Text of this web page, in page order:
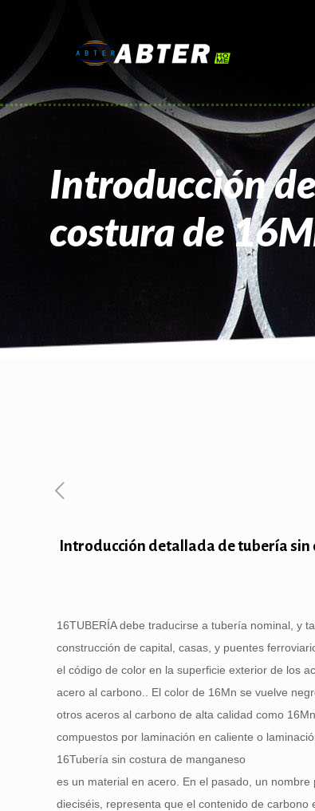
Introducción
costura de
Introducción detallada de tubería sin
16TUBERÍA debe traducirse a tubería nominal, y
construcción de capital, casas, y puentes
el código de color en la superficie exterior de los
acero al carbono.. El color de 16Mn se vuelve
otros aceros al carbono de alta calidad como
compuestos por laminación en caliente o
16Tubería sin costura de manganeso
es un material en acero. En el pasado, un
dieciséis, representa que el contenido de